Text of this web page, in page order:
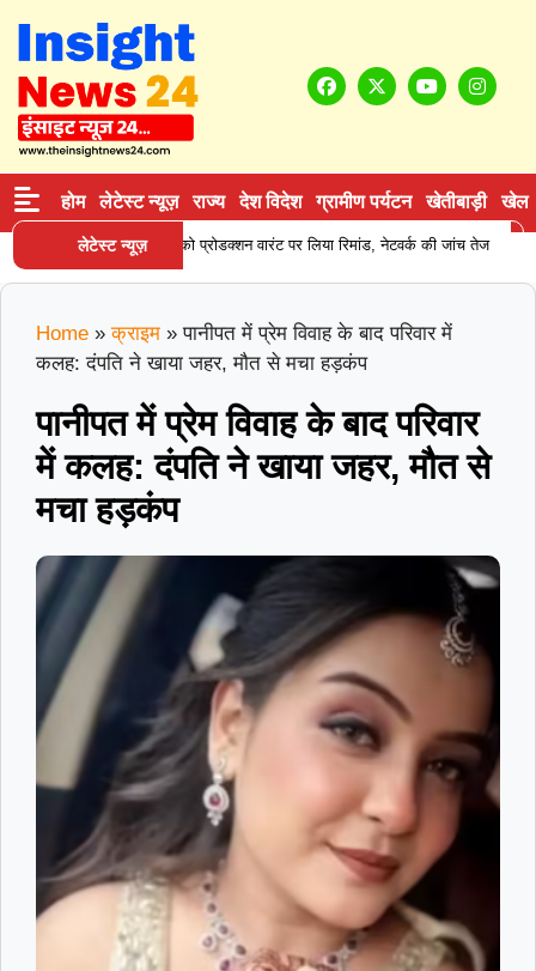
होम लेटेस्ट न्यूज़ राज्य देश विदेश ग्रामीण पर्यटन खेतीबाड़ी खेल
लेटेस्ट न्यूज़
सप्लाई करने वाले आरोपी को प्रोडक्शन वारंट पर लिया रिमांड, नेटवर्क की जांच तेज |
Home » क्राइम »पानीपत में प्रेम विवाह के बाद परिवार में
कलह: दंपति ने खाया जहर, मौत से मचा हड़कंप
पानीपत में प्रेम विवाह के बाद परिवार
में कलह: दंपति ने खाया जहर, मौत से
मचा हड़कंप